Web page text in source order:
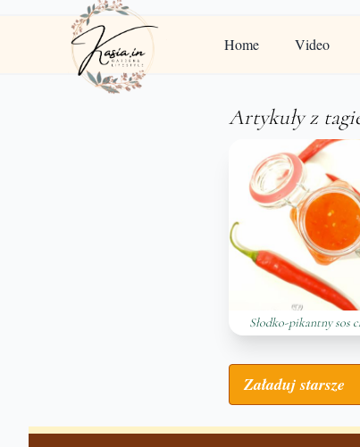
Home Video
Artykuły z
Słodko-pikantny sos
Załaduj starsze